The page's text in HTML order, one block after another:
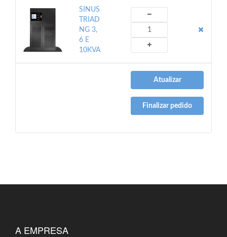
SINUS
TRIAD
NG 3,
6 E
10KVA
Atualizar
Finalizar pedido
A EMPRESA